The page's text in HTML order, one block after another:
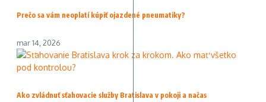
Prečo sa vám neoplatí kúpiť ojazdené pneumatiky?
mar 14, 2026
Ako zvládnuť sťahovacie služby Bratislava v pokoji a načas